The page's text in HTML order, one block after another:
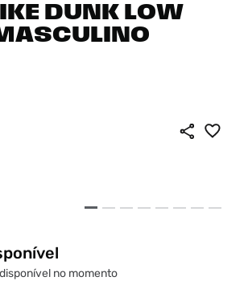
DUNK LOW
no momento